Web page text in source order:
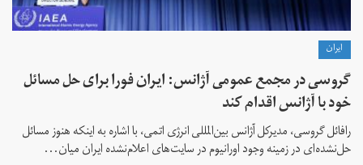
ايران
گروسی در مجمع عمومی آژانس: ایران فورا برای حل مسائل
خود با آژانس اقدام کند
رافائل گروسی، مدیرکل آژانس بین‌المللی انرژی اتمی، با اشاره به اینکه هنوز مسائل
حل‌نشده‌ای در زمینه وجود اورانیوم در سایت‌های اعلام‌نشده ایران میان...